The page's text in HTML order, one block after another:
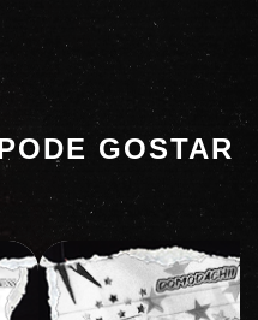
GOSTAR